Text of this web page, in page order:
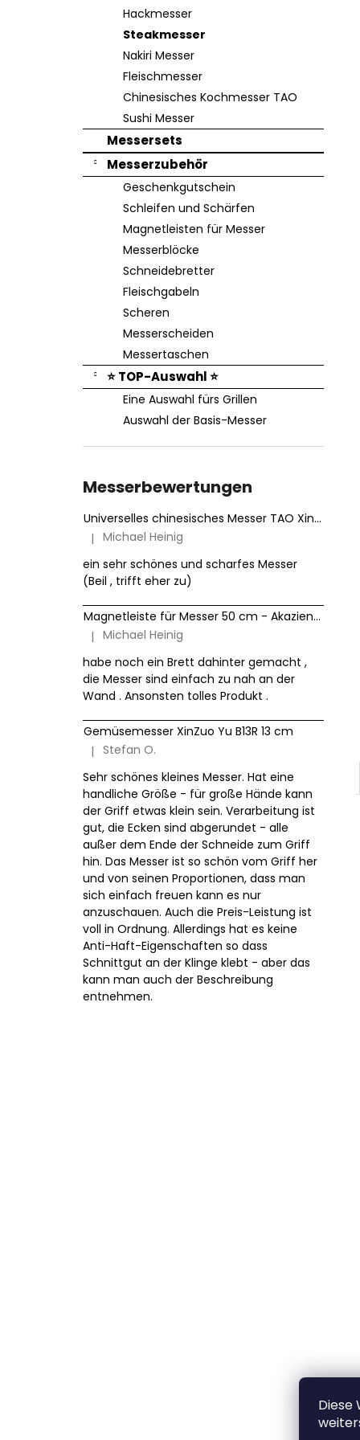
Diese
Hackmesser
Steakmesser
Nakiri Messer
Fleischmesser
Chinesisches Kochmesser TAO
Sushi Messer
Messersets
Messerzubehör
Geschenkgutschein
Schleifen und Schärfen
Magnetleisten für Messer
Messerblöcke
Schneidebretter
Fleischgabeln
Scheren
Messerscheiden
Messertaschen
⭐ TOP-Auswahl ⭐
Eine Auswahl fürs Grillen
Auswahl der Basis-Messer
Messerbewertungen
Universelles chinesisches Messer TAO XinZuo Jiang B46D 18 cm
Die Produktbewertung beträgt 5 von 5 Sternen.
| Michael Heinig
ein sehr schönes und scharfes Messer
(Beil , trifft eher zu)
Magnetleiste für Messer 50 cm - Akazienholz HezHen
Die Produktbewertung beträgt 5 von 5 Sternen.
| Michael Heinig
habe noch ein Brett dahinter gemacht ,
die Messer sind einfach zu nah an der
Wand . Ansonsten tolles Produkt .
Gemüsemesser XinZuo Yu B13R 13 cm
Die Produktbewertung beträgt 5 von 5 Sternen.
| Stefan O.
Sehr schönes kleines Messer. Hat eine
handliche Größe - für große Hände kann
der Griff etwas klein sein. Verarbeitung ist
gut, die Ecken sind abgerundet - alle
außer dem Ende der Schneide zum Griff
hin. Das Messer ist so schön vom Griff her
und von seinen Proportionen, dass man
sich einfach freuen kann es nur
anzuschauen. Auch die Preis-Leistung ist
voll in Ordnung. Allerdings hat es keine
Anti-Haft-Eigenschaften so dass
Schnittgut an der Klinge klebt - aber das
kann man auch der Beschreibung
entnehmen.